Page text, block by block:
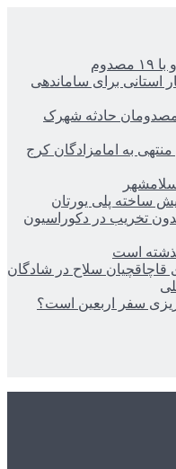
اعتبار استانی برای ساماندهی
مصدومان حادثه شهرک
به امامزادگان کرج
ساخته پلی یورتان
تخریب در دکوراسیون
است
قاچاقچیان سلاح در شادگان
سفر اربعین است؟